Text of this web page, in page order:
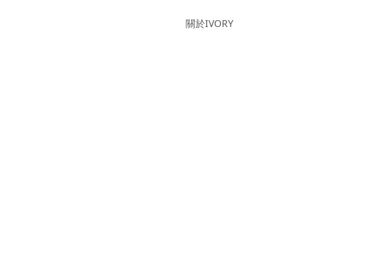
關於IVORY